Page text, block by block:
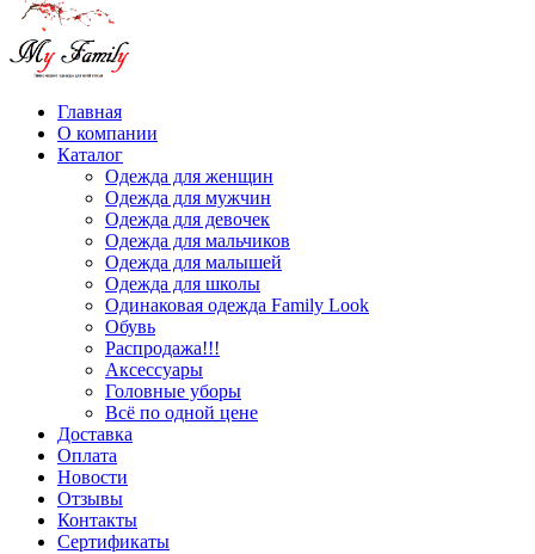
Главная
О компании
Каталог
Одежда для женщин
Одежда для мужчин
Одежда для девочек
Одежда для мальчиков
Одежда для малышей
Одежда для школы
Одинаковая одежда Family Look
Обувь
Распродажа!!!
Аксессуары
Головные уборы
Всё по одной цене
Доставка
Оплата
Новости
Отзывы
Контакты
Сертификаты